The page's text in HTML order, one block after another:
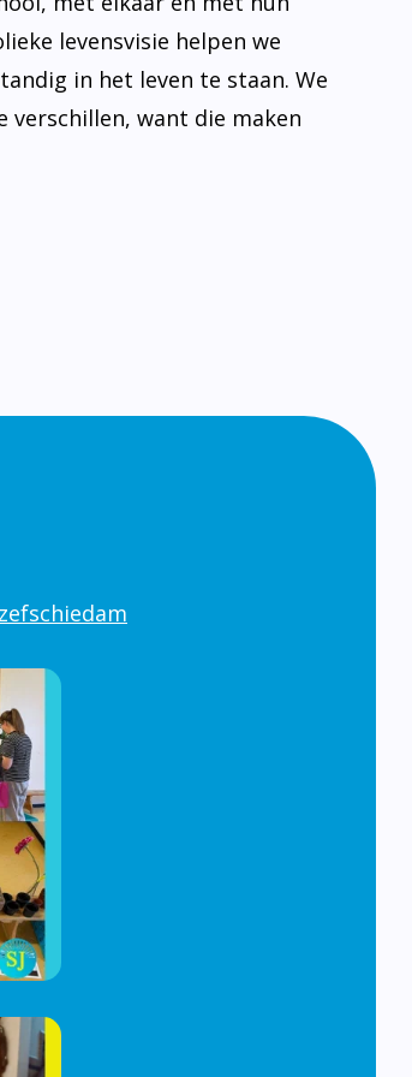
levensvisie helpen we
in het leven te staan. We
verschillen, want die maken